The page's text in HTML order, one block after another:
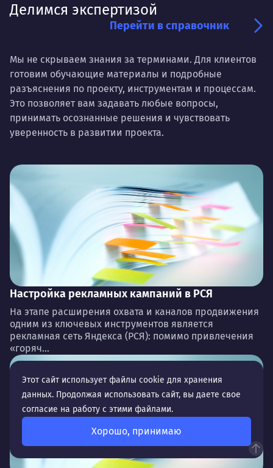
Делимся экспертизой
Перейти в справочник
Мы не скрываем знания за терминами. Для клиентов
готовим обучающие материалы и подробные
разъяснения по проекту, инструментам и процессам.
Это позволяет вам задавать любые вопросы,
принимать осознанные решения и чувствовать
уверенность в развитии проекта.
Настройка рекламных кампаний в РСЯ
На этапе расширения охвата и каналов продвижения
одним из ключевых инструментов является
рекламная сеть Яндекса (РСЯ): помимо привлечения
«горяч...
Этот сайт использует файлы cookie для хранения
данных. Продолжая использовать сайт, вы даете свое
согласие на работу с этими файлами.
Хорошо, принимаю